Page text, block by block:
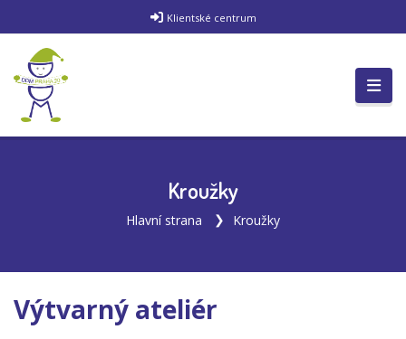
Klientské centrum
Kroužky
Hlavní strana Kroužky
Výtvarný ateliér